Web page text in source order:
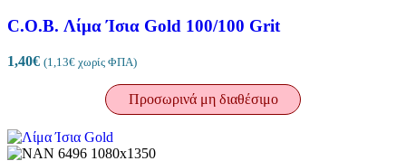
C.O.B. Λίμα Ίσια Gold 100/100 Grit
1,40€ (1,13€ χωρίς ΦΠΑ)
Προσωρινά μη διαθέσιμο